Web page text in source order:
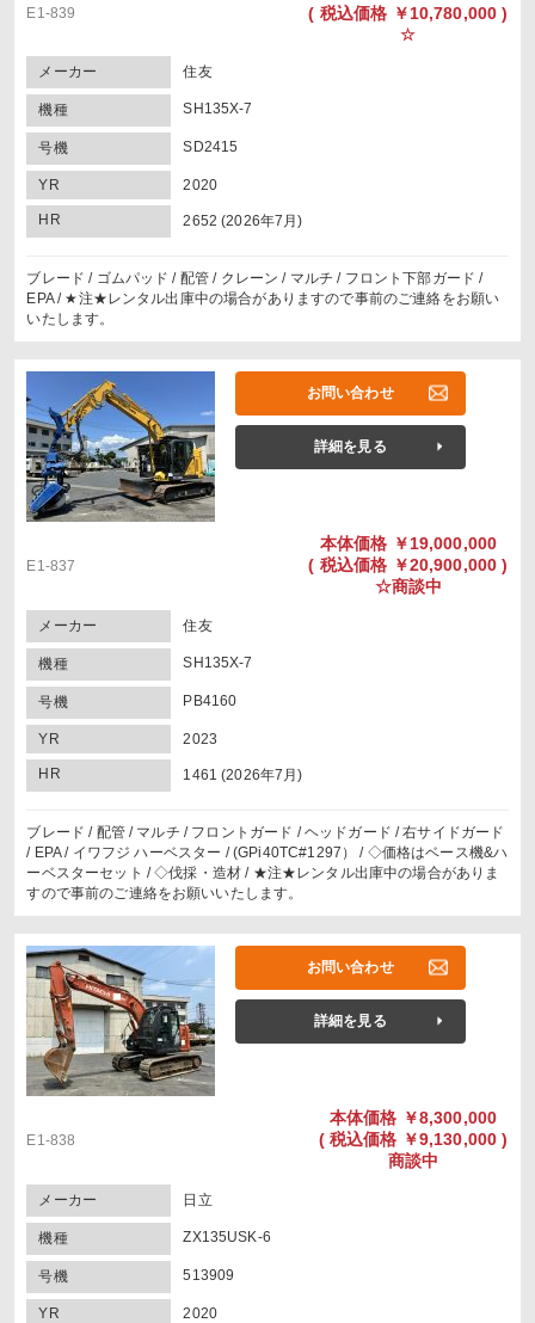
E1-839
( 税込価格 ￥10,780,000 )
☆
メーカー 住友
機種 SH135X-7
号機 SD2415
YR 2020
HR 2652 (2026年7月)
ブレード / ゴムパッド / 配管 / クレーン / マルチ / フロント下部ガード /
EPA / ★注★レンタル出庫中の場合がありますので事前のご連絡をお願い
いたします。
お問い合わせ
詳細を見る
E1-837
本体価格 ￥19,000,000
( 税込価格 ￥20,900,000 )
☆商談中
メーカー 住友
機種 SH135X-7
号機 PB4160
YR 2023
HR 1461 (2026年7月)
ブレード / 配管 / マルチ / フロントガード / ヘッドガード / 右サイドガード
/ EPA / イワフジ ハーベスター / (GPi40TC#1297） / ◇価格はベース機&ハ
ーベスターセット / ◇伐採・造材 / ★注★レンタル出庫中の場合がありま
すので事前のご連絡をお願いいたします。
お問い合わせ
詳細を見る
E1-838
本体価格 ￥8,300,000
( 税込価格 ￥9,130,000 )
商談中
メーカー 日立
機種 ZX135USK-6
号機 513909
YR 2020